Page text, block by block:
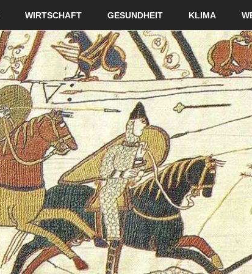
WIRTSCHAFT GESUNDHEIT KLIMA